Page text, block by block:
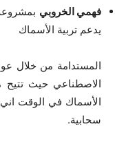
فهمي الخروبي
يدعم تربية الأسماك
المستدامة من خلال
الاصطناعي حيث تتيح
الأسماك في الوقت
سحابية.